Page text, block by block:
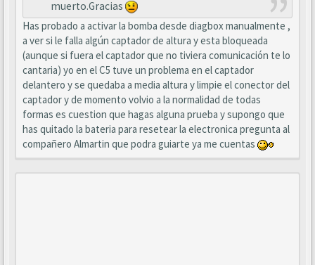
muerto.Gracias
Has probado a activar la bomba desde diagbox manualmente ,
a ver si le falla algún captador de altura y esta bloqueada
(aunque si fuera el captador que no tiviera comunicación te lo
cantaria) yo en el C5 tuve un problema en el captador
delantero y se quedaba a media altura y limpie el conector del
captador y de momento volvio a la normalidad de todas
formas es cuestion que hagas alguna prueba y supongo que
has quitado la bateria para resetear la electronica pregunta al
compañero Almartin que podra guiarte ya me cuentas